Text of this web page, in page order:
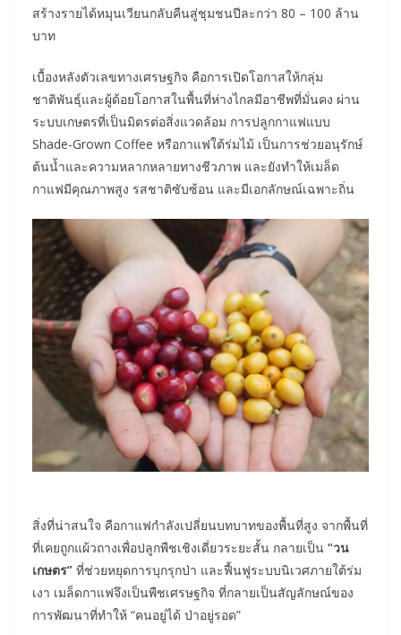
สร้างรายได้หมุนเวียนกลับคืนสู่ชุมชนปีละกว่า 80 – 100 ล้าน
บาท
เบื้องหลังตัวเลขทางเศรษฐกิจ คือการเปิดโอกาสให้กลุ่ม
ชาติพันธุ์และผู้ด้อยโอกาสในพื้นที่ห่างไกลมีอาชีพที่มั่นคง ผ่าน
ระบบเกษตรที่เป็นมิตรต่อสิ่งแวดล้อม การปลูกกาแฟแบบ
Shade-Grown Coffee หรือกาแฟใต้ร่มไม้ เป็นการช่วยอนุรักษ์
ต้นน้ำและความหลากหลายทางชีวภาพ และยังทำให้เมล็ด
กาแฟมีคุณภาพสูง รสชาติซับซ้อน และมีเอกลักษณ์เฉพาะถิ่น
สิ่งที่น่าสนใจ คือกาแฟกำลังเปลี่ยนบทบาทของพื้นที่สูง จากพื้นที่
ที่เคยถูกแผ้วถางเพื่อปลูกพืชเชิงเดี่ยวระยะสั้น กลายเป็น “วน
เกษตร” ที่ช่วยหยุดการบุกรุกป่า และฟื้นฟูระบบนิเวศภายใต้ร่ม
เงา เมล็ดกาแฟจึงเป็นพืชเศรษฐกิจ ที่กลายเป็นสัญลักษณ์ของ
การพัฒนาที่ทำให้ “คนอยู่ได้ ป่าอยู่รอด”